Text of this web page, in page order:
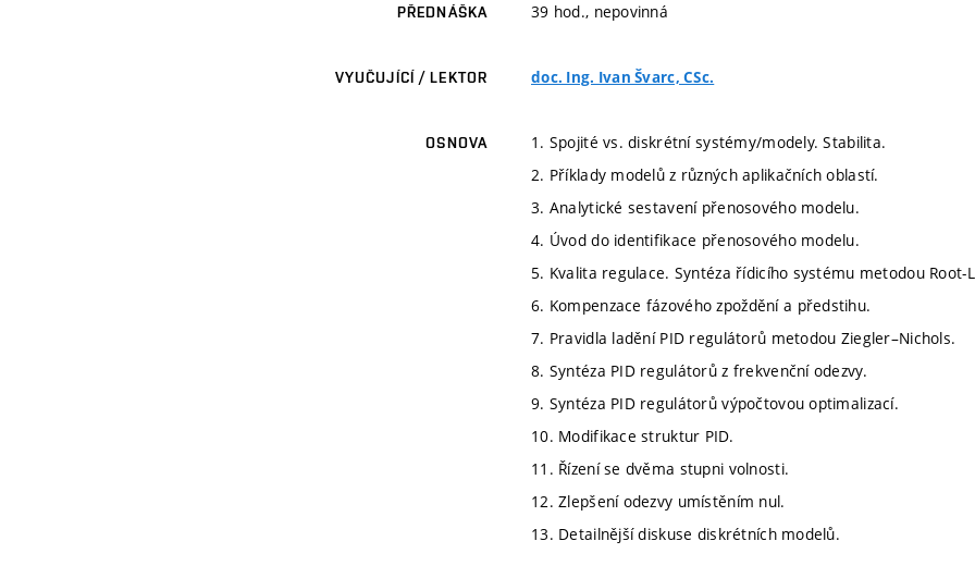
PŘEDNÁŠKA 39 hod., nepovinná
VYUČUJÍCÍ / LEKTOR doc. Ing. Ivan Švarc, CSc.
OSNOVA
1. Spojité vs. diskrétní systémy/modely. Stabilita.
2. Příklady modelů z různých aplikačních oblastí.
3. Analytické sestavení přenosového modelu.
4. Úvod do identifikace přenosového modelu.
5. Kvalita regulace. Syntéza řídicího systému metodou Root-
6. Kompenzace fázového zpoždění a předstihu.
7. Pravidla ladění PID regulátorů metodou Ziegler–Nichols.
8. Syntéza PID regulátorů z frekvenční odezvy.
9. Syntéza PID regulátorů výpočtovou optimalizací.
10. Modifikace struktur PID.
11. Řízení se dvěma stupni volnosti.
12. Zlepšení odezvy umístěním nul.
13. Detailnější diskuse diskrétních modelů.